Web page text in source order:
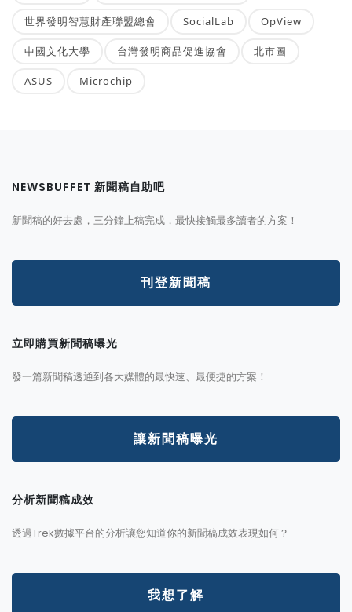
世界發明智慧財產聯盟總會 SocialLab OpView
中國文化大學 台灣發明商品促進協會 北市圖
ASUS Microchip
NEWSBUFFET 新聞稿自助吧
新聞稿的好去處，三分鐘上稿完成，最快接觸最多讀者的方案！
刊登新聞稿
立即購買新聞稿曝光
發一篇新聞稿透通到各大媒體的最快速、最便捷的方案！
讓新聞稿曝光
分析新聞稿成效
透過Trek數據平台的分析讓您知道你的新聞稿成效表現如何？
我想了解